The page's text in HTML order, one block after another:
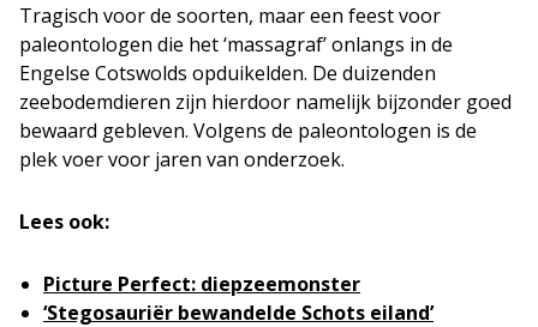
Tragisch voor de soorten, maar een feest voor
paleontologen die het ‘massagraf’ onlangs in de
Engelse Cotswolds opduikelden. De duizenden
zeebodemdieren zijn hierdoor namelijk bijzonder goed
bewaard gebleven. Volgens de paleontologen is de
plek voer voor jaren van onderzoek.
Lees ook:
Picture Perfect: diepzeemonster
‘Stegosauriër bewandelde Schots eiland’